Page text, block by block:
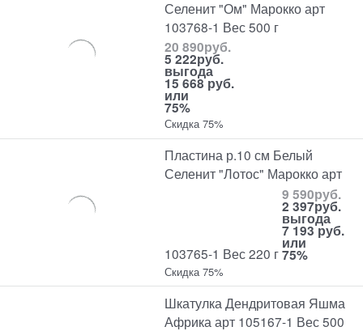
Селенит "Ом" Марокко арт
103768-1 Вес 500 г
20 890руб.
5 222руб.
выгода
15 668 руб.
или
75%
Скидка 75%
Пластина р.10 см Белый
Селенит "Лотос" Марокко арт
103765-1 Вес 220 г
9 590руб.
2 397руб.
выгода
7 193 руб.
или
75%
Скидка 75%
Шкатулка Дендритовая Яшма
Африка арт 105167-1 Вес 500